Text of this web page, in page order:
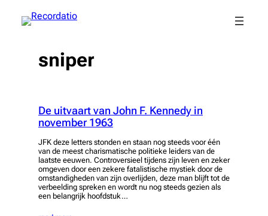
naar
sniper
De uitvaart van John F. Kennedy in
november 1963
JFK deze letters stonden en staan nog steeds voor één
van de meest charismatische politieke leiders van de
laatste eeuwen. Controversieel tijdens zijn leven en zeker
omgeven door een zekere fatalistische mystiek door de
omstandigheden van zijn overlijden, deze man blijft tot de
verbeelding spreken en wordt nu nog steeds gezien als
een belangrijk hoofdstuk…